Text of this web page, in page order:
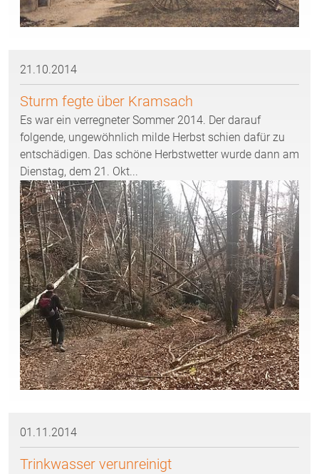
21.10.2014
Sturm fegte über Kramsach
Es war ein verregneter Sommer 2014. Der darauf
folgende, ungewöhnlich milde Herbst schien dafür zu
entschädigen. Das schöne Herbstwetter wurde dann am
Dienstag, dem 21. Okt...
01.11.2014
Trinkwasser verunreinigt